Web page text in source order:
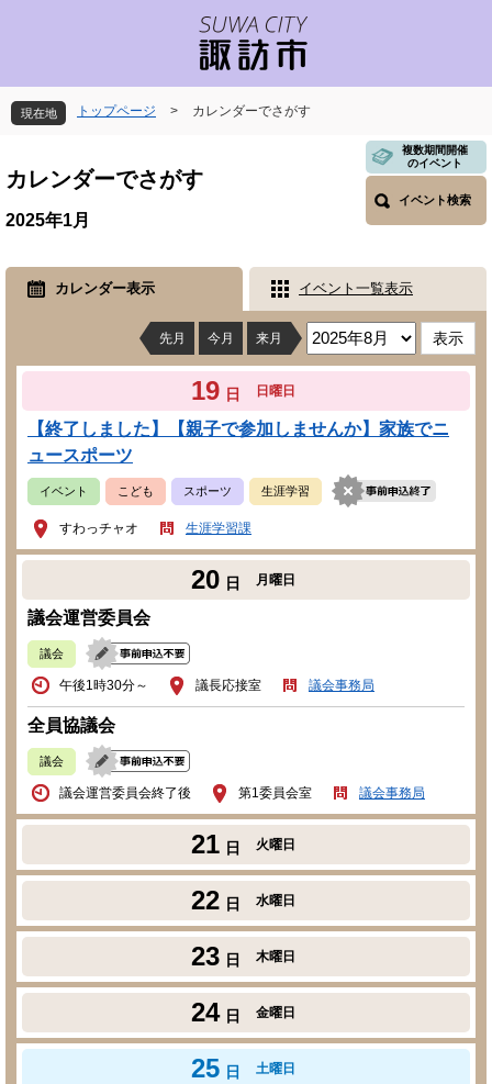
先
頭
す
を
飛
し
本
へ
現在地 トップページ > カレンダーでさがす
文
カレンダーでさがす
複数期間開催
のイベント
イベント検索
2025年1月
カレンダー表示 イベント一覧表示
先月 今月 来月
19 日 日曜日
【終了しました】【親子で参加しませんか】家族でニ
ュースポーツ
イベント こども スポーツ 生涯学習
すわっチャオ 生涯学習課
20 日 月曜日
議会運営委員会
議会
午後1時30分～ 議長応接室 議会事務局
全員協議会
議会
議会運営委員会終了後 第1委員会室 議会事務局
21 日 火曜日
22 日 水曜日
23 日 木曜日
24 日 金曜日
25 日 土曜日